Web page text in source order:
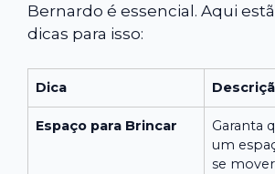
Bernardo é essencial. Aqui
dicas para isso:
Dica
Espaço para Brincar
Garanta
um
se